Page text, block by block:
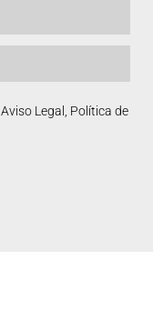
Aviso Legal, Política de